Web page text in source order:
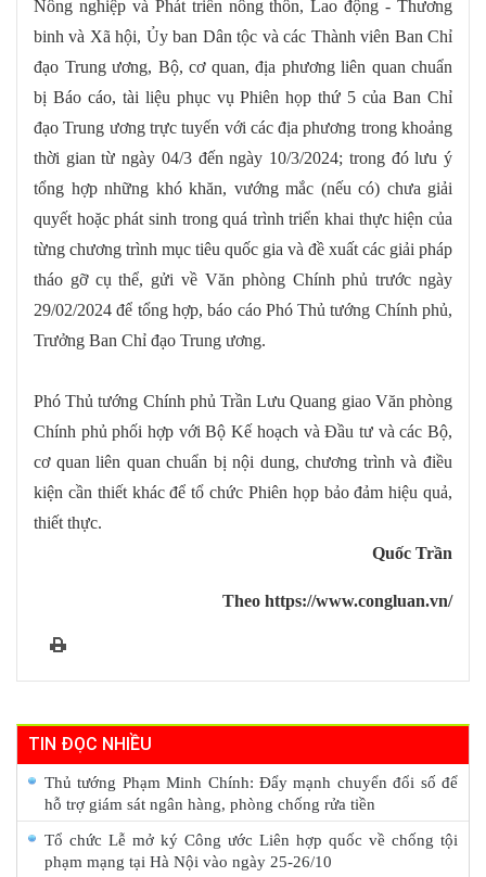
Nông nghiệp và Phát triển nông thôn, Lao động - Thương
binh và Xã hội, Ủy ban Dân tộc và các Thành viên Ban Chỉ
đạo Trung ương, Bộ, cơ quan, địa phương liên quan chuẩn
bị Báo cáo, tài liệu phục vụ Phiên họp thứ 5 của Ban Chỉ
đạo Trung ương trực tuyến với các địa phương trong khoảng
thời gian từ ngày 04/3 đến ngày 10/3/2024; trong đó lưu ý
tổng hợp những khó khăn, vướng mắc (nếu có) chưa giải
quyết hoặc phát sinh trong quá trình triển khai thực hiện của
từng chương trình mục tiêu quốc gia và đề xuất các giải pháp
tháo gỡ cụ thể, gửi về Văn phòng Chính phủ trước ngày
29/02/2024 để tổng hợp, báo cáo Phó Thủ tướng Chính phủ,
Trưởng Ban Chỉ đạo Trung ương.
Phó Thủ tướng Chính phủ Trần Lưu Quang giao Văn phòng
Chính phủ phối hợp với Bộ Kế hoạch và Đầu tư và các Bộ,
cơ quan liên quan chuẩn bị nội dung, chương trình và điều
kiện cần thiết khác để tổ chức Phiên họp bảo đảm hiệu quả,
thiết thực.
Quốc Trần
Theo https://www.congluan.vn/
TIN ĐỌC NHIỀU
Thủ tướng Phạm Minh Chính: Đẩy mạnh chuyển đổi số để
hỗ trợ giám sát ngân hàng, phòng chống rửa tiền
Tổ chức Lễ mở ký Công ước Liên hợp quốc về chống tội
phạm mạng tại Hà Nội vào ngày 25-26/10